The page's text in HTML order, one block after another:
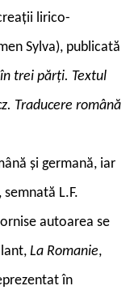
lirico-
Sylva), publicată
trei părți. Textul
Traducere română
și germană, iar
L.F.
autoarea se
La Romanie,
în